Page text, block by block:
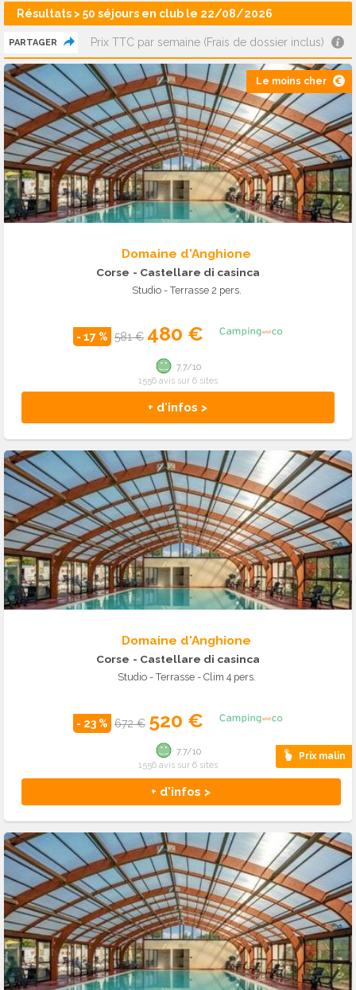
Résultats > 50 séjours en club le 22/08/2026
PARTAGER Prix TTC par semaine (Frais de dossier inclus)
Le moins cher
Domaine d'Anghione
Corse - Castellare di casinca
Studio - Terrasse 2 pers.
- 17 % 581 € 480 €
+ d'infos >
7.7/10
1556 avis sur 6 sites
Domaine d'Anghione
Corse - Castellare di casinca
Studio - Terrasse - Clim 4 pers.
- 23 % 672 € 520 €
Prix malin
+ d'infos >
7.7/10
1556 avis sur 6 sites